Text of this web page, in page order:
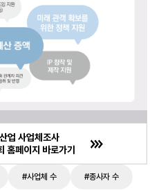
업 사업체조사
홈페이지 바로가기
#사업체 수 #종사자 수